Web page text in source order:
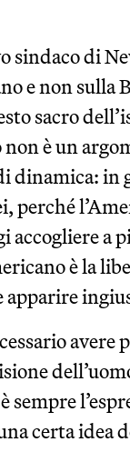
sindaco di
e non sulla
sacro
è un
dinamica: in
perché
accogliere a
è la
apparire
avere
certa idea